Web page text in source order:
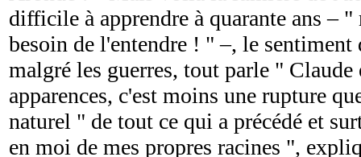
difficile à apprendre à quarante ans –
besoin de l'entendre ! " –, le sentiment
malgré les guerres, tout parle " Claude
apparences, c'est moins une rupture
naturel " de tout ce qui a précédé et
en moi de mes propres racines ",